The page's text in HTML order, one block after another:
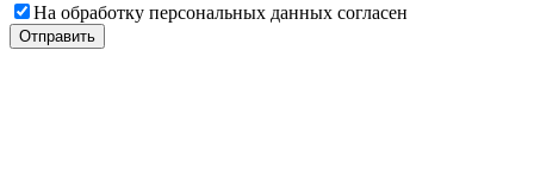
На обработку персональных данных согласен